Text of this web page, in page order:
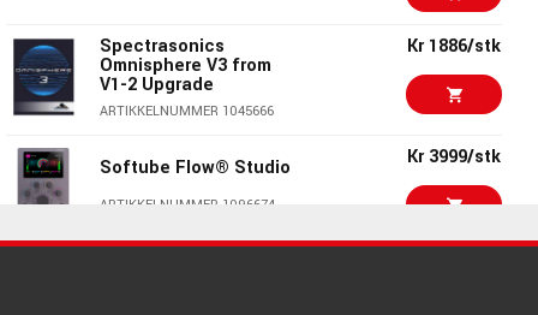
Renaissance Compressor
Renaissance Equalizer
S1 Stereo Imager
SuperTap
Trans-X
V-Comp
Soundtoys 5.5
ARTIKKELNUMMER 1014474
Kr 7199/stk
Wave Arts Power Suite Kr 4020/stk
Spectrasonics
Omnisphere V3 from
V1-2 Upgrade
ARTIKKELNUMMER 1045666
Kr 1886/stk
Softube Flow® Studio
ARTIKKELNUMMER 1096674
Kr 3999/stk